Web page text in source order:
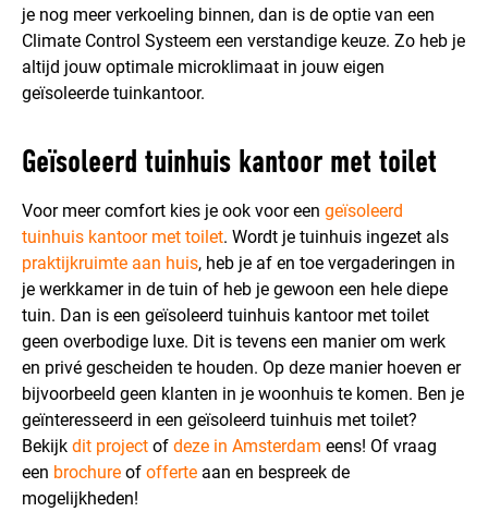
je nog meer verkoeling binnen, dan is de optie van een
Climate Control Systeem een verstandige keuze. Zo heb je
altijd jouw optimale microklimaat in jouw eigen
geïsoleerde tuinkantoor.
Geïsoleerd tuinhuis kantoor met toilet
Voor meer comfort kies je ook voor een geïsoleerd
tuinhuis kantoor met toilet. Wordt je tuinhuis ingezet als
praktijkruimte aan huis, heb je af en toe vergaderingen in
je werkkamer in de tuin of heb je gewoon een hele diepe
tuin. Dan is een geïsoleerd tuinhuis kantoor met toilet
geen overbodige luxe. Dit is tevens een manier om werk
en privé gescheiden te houden. Op deze manier hoeven er
bijvoorbeeld geen klanten in je woonhuis te komen. Ben je
geïnteresseerd in een geïsoleerd tuinhuis met toilet?
Bekijk dit project of deze in Amsterdam eens! Of vraag
een brochure of offerte aan en bespreek de
mogelijkheden!